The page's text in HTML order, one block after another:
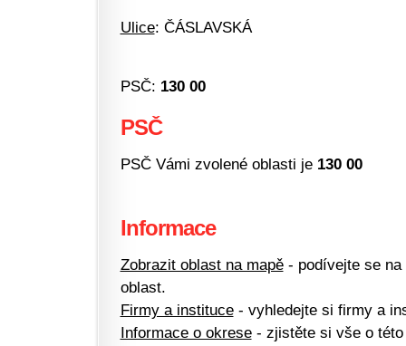
Ulice: ČÁSLAVSKÁ
PSČ: 130 00
PSČ
PSČ Vámi zvolené oblasti je 130 00
Informace
Zobrazit oblast na mapě- podívejte se na
oblast.
Firmy a instituce- vyhledejte si firmy a
Informace o okrese- zjistěte si vše o této